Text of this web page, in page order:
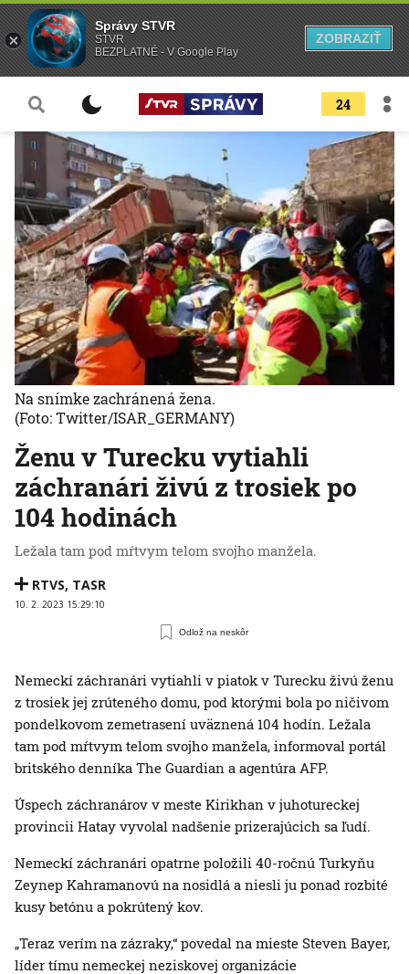
24
Ženu v Turecku vytiahli
záchranári živú z trosiek po
104 hodinách
Ležala tam pod mŕtvym telom svojho manžela.
RTVS, TASR
10. 2. 2023 15:29:10
Odlož na neskôr
Na snímke zachránená žena.
(Foto: Twitter/ISAR_GERMANY)
Nemeckí záchranári vytiahli v piatok v Turecku živú ženu
z trosiek jej zrúteného domu, pod ktorými bola po ničivom
pondelkovom zemetrasení uväznená 104 hodín. Ležala
tam pod mŕtvym telom svojho manžela, informoval portál
britského denníka The Guardian a agentúra AFP.
Úspech záchranárov v meste Kirikhan v juhotureckej
provincii Hatay vyvolal nadšenie prizerajúcich sa ľudí.
Nemeckí záchranári opatrne položili 40-ročnú Turkyňu
Zeynep Kahramanovú na nosidlá a niesli ju ponad rozbité
kusy betónu a pokrútený kov.
„Teraz verím na zázraky,“ povedal na mieste Steven Bayer,
líder tímu nemeckej neziskovej organizácie
Správy STVR
STVR
BEZPLATNÉ - V Google Play
ZOBRAZIŤ